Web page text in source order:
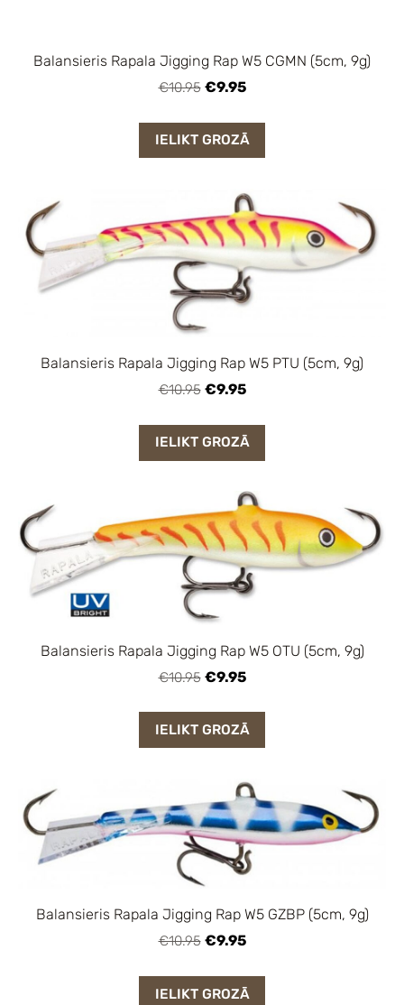
Balansieris Rapala Jigging Rap W5 CGMN (5cm, 9g)
€10.95 €9.95
IELIKT GROZĀ
Balansieris Rapala Jigging Rap W5 PTU (5cm, 9g)
€10.95 €9.95
IELIKT GROZĀ
Balansieris Rapala Jigging Rap W5 OTU (5cm, 9g)
€10.95 €9.95
IELIKT GROZĀ
Balansieris Rapala Jigging Rap W5 GZBP (5cm, 9g)
€10.95 €9.95
IELIKT GROZĀ